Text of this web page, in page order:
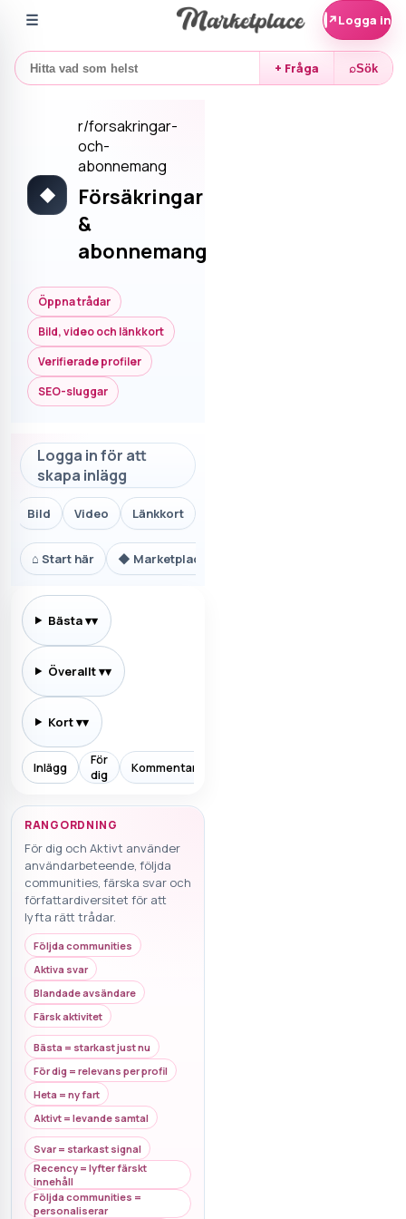
☰
+ Fråga ⌕Sök
↗Logga in
◆
r/forsakringar-
och-
abonnemang
Försäkringar
&
abonnemang
Öppna trådar
Bild, video och länkkort
Verifierade profiler
SEO-sluggar
Logga in för att
skapa inlägg
Bild Video Länkkort
⌂ Start här ◆ Marketplace.se
Bästa▾
Överallt▾
Kort▾
Inlägg
För
dig
Kommentarer
RANGORDNING
För dig och Aktivt använder
användarbeteende, följda
communities, färska svar och
författardiversitet för att
lyfta rätt trådar.
Följda communities
Aktiva svar
Blandade avsändare
Färsk aktivitet
Bästa = starkast just nu
För dig = relevans per profil
Heta = ny fart
Aktivt = levande samtal
Svar = starkast signal
Recency = lyfter färskt
innehåll
Följda communities =
personaliserar